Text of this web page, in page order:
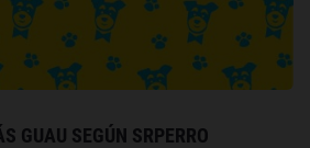
GUAU SEGÚN SRPERRO